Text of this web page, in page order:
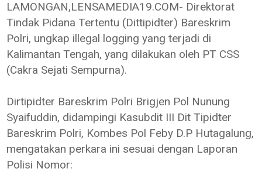
LAMONGAN,LENSAMEDIA19.COM- Direktorat
Tindak Pidana Tertentu (Dittipidter) Bareskrim
Polri, ungkap illegal logging yang terjadi di
Kalimantan Tengah, yang dilakukan oleh PT CSS
(Cakra Sejati Sempurna).
Dirtipidter Bareskrim Polri Brigjen Pol Nunung
Syaifuddin, didampingi Kasubdit III Dit Tipidter
Bareskrim Polri, Kombes Pol Feby D.P Hutagalung,
mengatakan perkara ini sesuai dengan Laporan
Polisi Nomor: